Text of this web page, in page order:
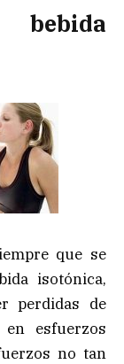
bebida
que se
isotónica,
perdidas de
esfuerzos
no tan